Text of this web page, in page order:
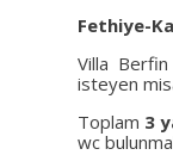
Fethiye-
Villa Berfin
isteyen
Toplam 3
wc